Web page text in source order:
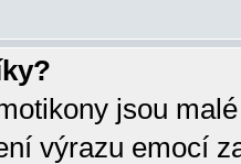
jsou
výrazu emocí